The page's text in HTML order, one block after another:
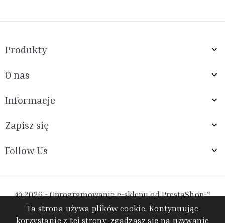
Produkty 
O nas 
Informacje 
Zapisz się 
Follow Us 
Ta strona używa plików cookie. Kontynuując
korzystanie z tej strony, zgadzasz się na używanie
© 2026 - Oprogramowanie e-sklepu od PrestaShop™